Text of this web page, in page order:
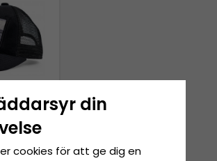
Trucker
din
cookies för att ge dig en